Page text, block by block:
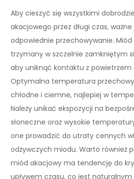
Aby cieszyć się wszystkimi
akacjowego przez długi czas,
odpowiednie przechowywanie.
trzymany w szczelnie zamkniętym
aby uniknąć kontaktu z powietrzem
Optymalna temperatura
chłodne i ciemne, najlepiej w
Należy unikać ekspozycji na
słoneczne oraz wysokie
one prowadzić do utraty cennych
odżywczych miodu. Warto również
miód akacjowy ma tendencję do
upływem czasu, co jest